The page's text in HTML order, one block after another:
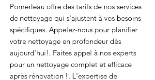
Pomerleau offre des tarifs de nos services
de nettoyage qui s'ajustent à vos besoins
spécifiques. Appelez-nous pour planifier
votre nettoyage en profondeur dès
aujourd'hui!. Faites appel à nos experts
pour un nettoyage complet et efficace
après rénovation !. L'expertise de